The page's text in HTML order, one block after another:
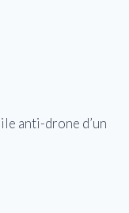
anti-drone d’un